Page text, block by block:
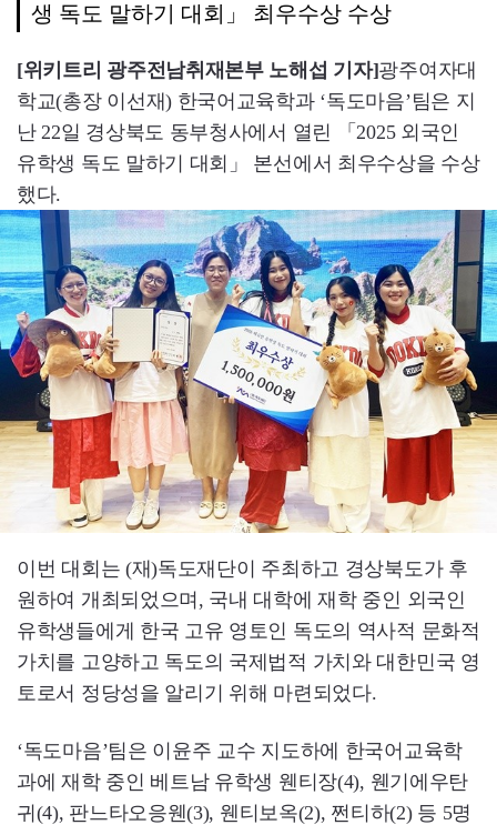
생 독도 말하기 대회」 최우수상 수상
[위키트리 광주전남취재본부 노해섭 기자]광주여자대
학교(총장 이선재) 한국어교육학과 ‘독도마음’팀은 지
난 22일 경상북도 동부청사에서 열린 「2025 외국인
유학생 독도 말하기 대회」 본선에서 최우수상을 수상
했다.
이번 대회는 (재)독도재단이 주최하고 경상북도가 후
원하여 개최되었으며, 국내 대학에 재학 중인 외국인
유학생들에게 한국 고유 영토인 독도의 역사적 문화적
가치를 고양하고 독도의 국제법적 가치와 대한민국 영
토로서 정당성을 알리기 위해 마련되었다.
‘독도마음’팀은 이윤주 교수 지도하에 한국어교육학
과에 재학 중인 베트남 유학생 웬티장(4), 웬기에우탄
귀(4), 판느타오응웬(3), 웬티보옥(2), 쩐티하(2) 등 5명